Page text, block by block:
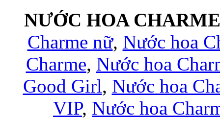
NƯỚC HOA CHARME
Charme nữ, Nước hoa
Charme, Nước hoa
Good Girl, Nước hoa
VIP, Nước hoa